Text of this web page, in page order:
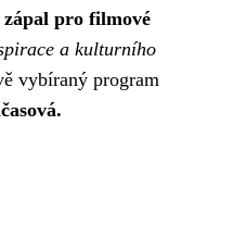
zápal pro filmové
a kulturního
vybíraný program